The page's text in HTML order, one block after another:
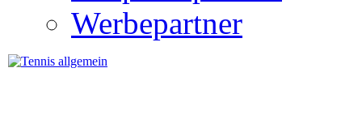
Werbepartner